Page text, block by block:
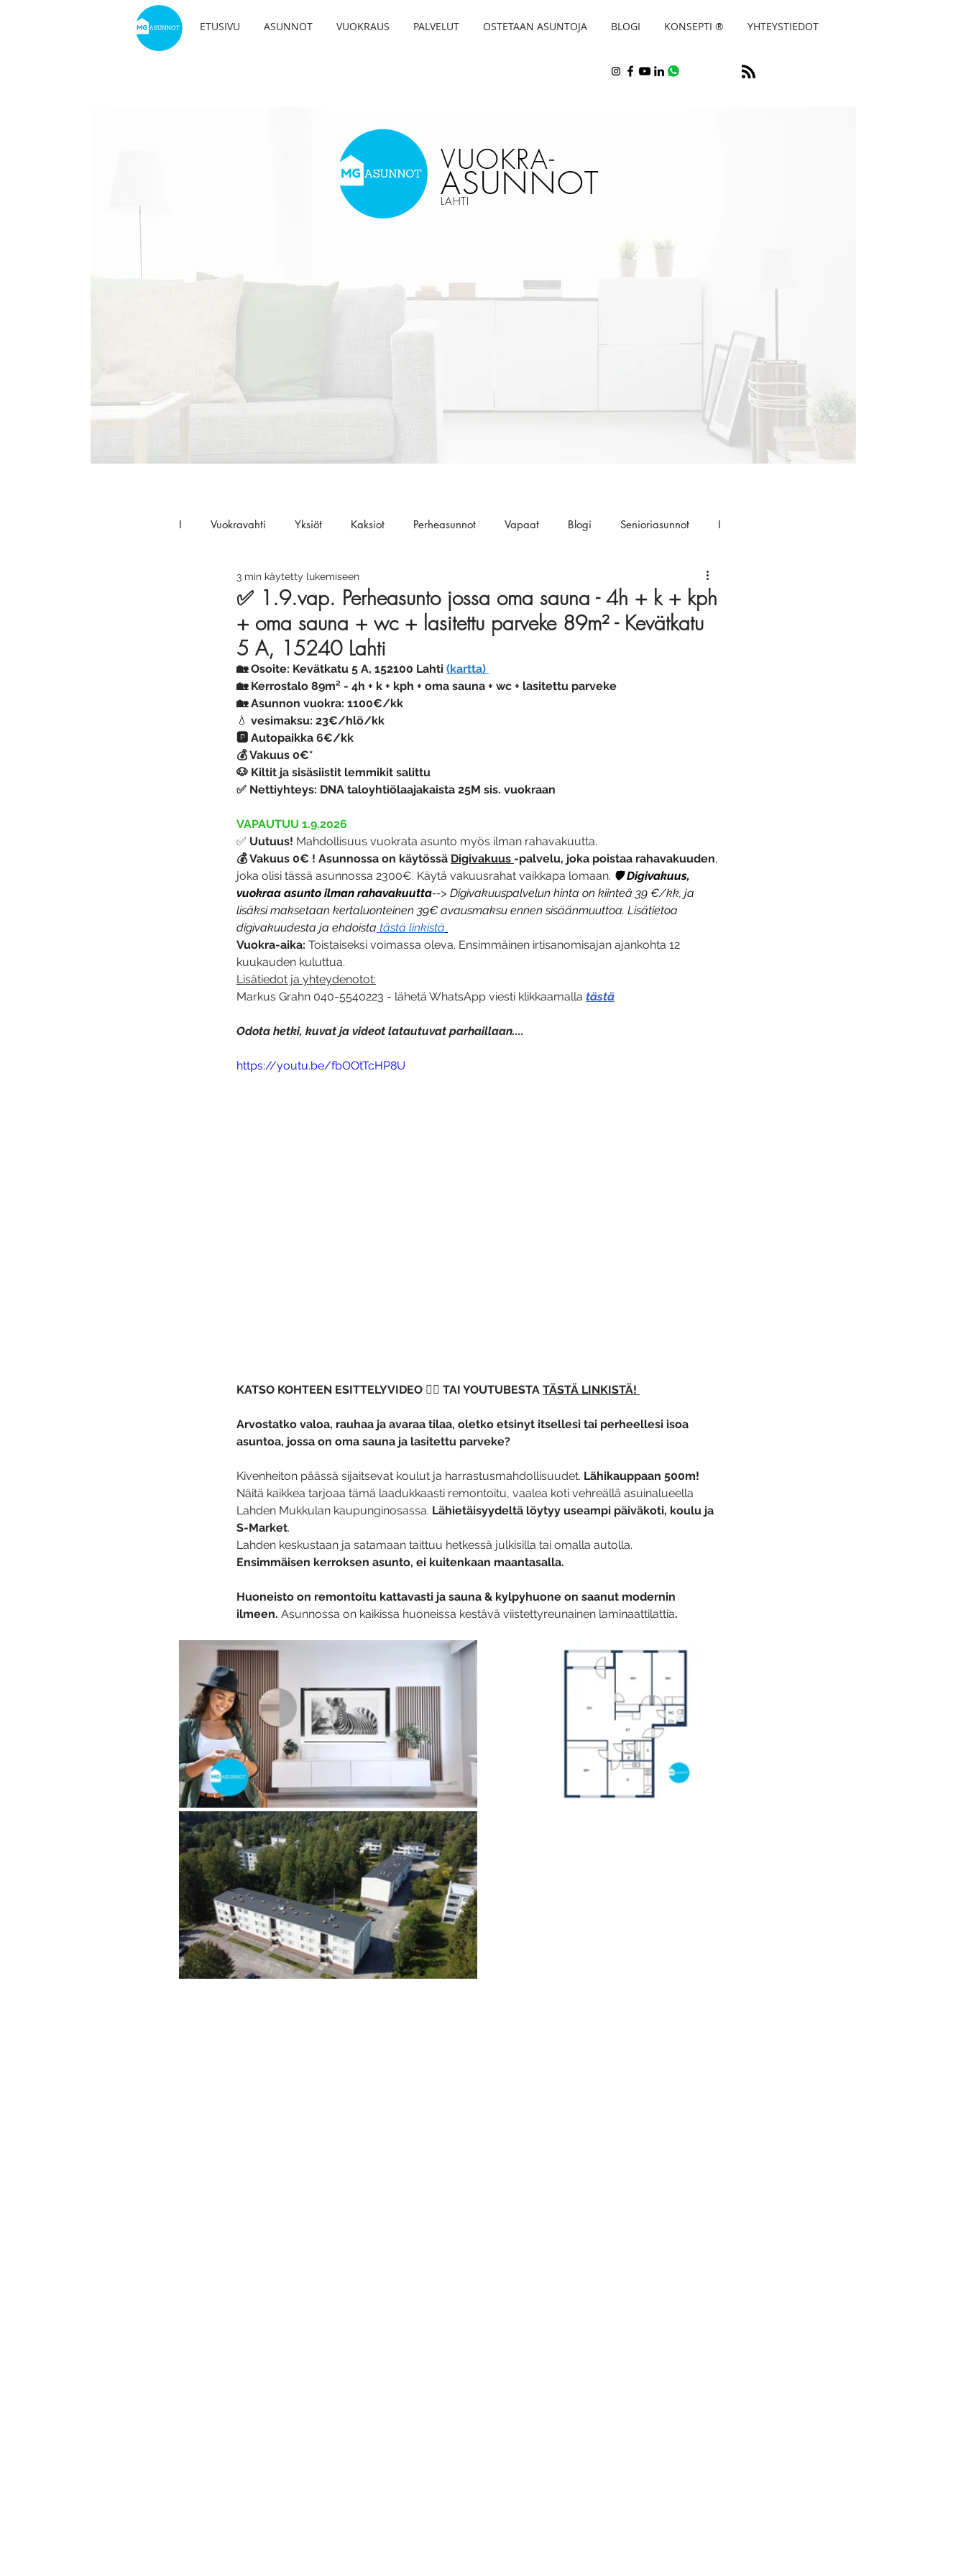
ETUSIVU ASUNNOT VUOKRAUS PALVELUT OSTETAAN ASUNTOJA BLOGI KONSEPTI ® YHTEYSTIEDOT
VUOKRA-
ASUNNOT
LAHTI
I Vuokravahti Yksiöt Kaksiot Perheasunnot Vapaat Blogi Senioriasunnot I
✅ 1.9.vap. Perheasunto jossa oma sauna - 4h + k + kph
+ oma sauna + wc + lasitettu parveke 89m² - Kevätkatu
5 A, 15240 Lahti
3 min käytetty lukemiseen
🏡 Osoite: Kevätkatu 5 A, 152100 Lahti (kartta)
🏡 Kerrostalo 89m² - 4h + k + kph + oma sauna + wc + lasitettu parveke
🏡 Asunnon vuokra: 1100€/kk
💧 vesimaksu: 23€/hlö/kk
🅿️ Autopaikka 6€/kk
💰 Vakuus 0€*
🐶 Kiltit ja sisäsiistit lemmikit salittu
✅ Nettiyhteys: DNA taloyhtiölaajakaista 25M sis. vuokraan
VAPAUTUU 1.9.2026
✅ Uutuus! Mahdollisuus vuokrata asunto myös ilman rahavakuutta.
💰 Vakuus 0€ ! Asunnossa on käytössä Digivakuus -palvelu, joka poistaa rahavakuuden,
joka olisi tässä asunnossa 2300€. Käytä vakuusrahat vaikkapa lomaan. 🛡️ Digivakuus,
vuokraa asunto ilman rahavakuutta--> Digivakuuspalvelun hinta on kiinteä 39 €/kk, ja
lisäksi maksetaan kertaluonteinen 39€ avausmaksu ennen sisäänmuuttoa. Lisätietoa
digivakuudesta ja ehdoista tästä linkistä
Vuokra-aika: Toistaiseksi voimassa oleva. Ensimmäinen irtisanomisajan ajankohta 12
kuukauden kuluttua.
Lisätiedot ja yhteydenotot:
Markus Grahn 040-5540223 - lähetä WhatsApp viesti klikkaamalla tästä
Odota hetki, kuvat ja videot latautuvat parhaillaan....
https://youtu.be/fbOOtTcHP8U
KATSO KOHTEEN ESITTELYVIDEO ☝🏻 TAI YOUTUBESTA TÄSTÄ LINKISTÄ!
Arvostatko valoa, rauhaa ja avaraa tilaa, oletko etsinyt itsellesi tai perheellesi isoa
asuntoa, jossa on oma sauna ja lasitettu parveke?
Kivenheiton päässä sijaitsevat koulut ja harrastusmahdollisuudet. Lähikauppaan 500m!
Näitä kaikkea tarjoaa tämä laadukkaasti remontoitu, vaalea koti vehreällä asuinalueella
Lahden Mukkulan kaupunginosassa. Lähietäisyydeltä löytyy useampi päiväkoti, koulu ja
S-Market.
Lahden keskustaan ja satamaan taittuu hetkessä julkisilla tai omalla autolla.
Ensimmäisen kerroksen asunto, ei kuitenkaan maantasalla.
Huoneisto on remontoitu kattavasti ja sauna & kylpyhuone on saanut modernin
ilmeen. Asunnossa on kaikissa huoneissa kestävä viistettyreunainen laminaattilattia.